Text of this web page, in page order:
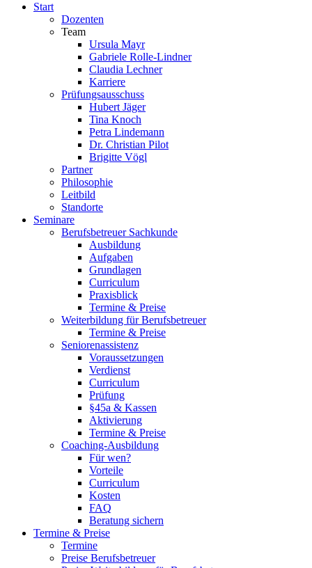
Start
Dozenten
Team
Ursula Mayr
Gabriele Rolle-Lindner
Claudia Lechner
Karriere
Prüfungsausschuss
Hubert Jäger
Tina Knoch
Petra Lindemann
Dr. Christian Pilot
Brigitte Vögl
Partner
Philosophie
Leitbild
Standorte
Seminare
Berufsbetreuer Sachkunde
Ausbildung
Aufgaben
Grundlagen
Curriculum
Praxisblick
Termine & Preise
Weiterbildung für Berufsbetreuer
Termine & Preise
Seniorenassistenz
Voraussetzungen
Verdienst
Curriculum
Prüfung
§45a & Kassen
Aktivierung
Termine & Preise
Coaching-Ausbildung
Für wen?
Vorteile
Curriculum
Kosten
FAQ
Beratung sichern
Termine & Preise
Termine
Preise Berufsbetreuer